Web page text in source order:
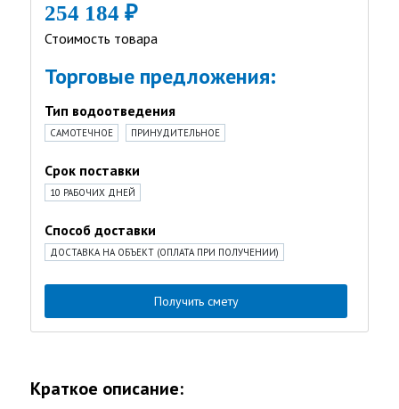
254 184 ₽
Стоимость товара
Торговые предложения:
Тип водоотведения
САМОТЕЧНОЕ ПРИНУДИТЕЛЬНОЕ
Срок поставки
10 РАБОЧИХ ДНЕЙ
Способ доставки
ДОСТАВКА НА ОБЪЕКТ (ОПЛАТА ПРИ ПОЛУЧЕНИИ)
Получить смету
Краткое описание: